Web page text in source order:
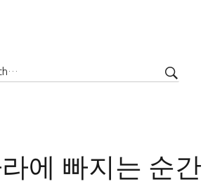
에 빠지는 순간